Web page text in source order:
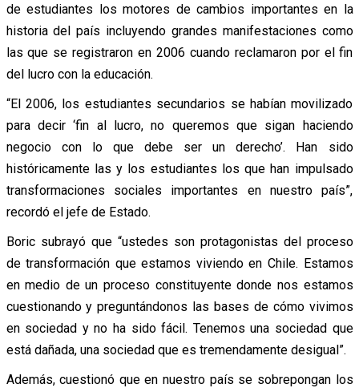
de estudiantes los motores de cambios importantes en la
historia del país incluyendo grandes manifestaciones como
las que se registraron en 2006 cuando reclamaron por el fin
del lucro con la educación.
“El 2006, los estudiantes secundarios se habían movilizado
para decir ‘fin al lucro, no queremos que sigan haciendo
negocio con lo que debe ser un derecho’. Han sido
históricamente las y los estudiantes los que han impulsado
transformaciones sociales importantes en nuestro país”,
recordó el jefe de Estado.
Boric subrayó que “ustedes son protagonistas del proceso
de transformación que estamos viviendo en Chile. Estamos
en medio de un proceso constituyente donde nos estamos
cuestionando y preguntándonos las bases de cómo vivimos
en sociedad y no ha sido fácil. Tenemos una sociedad que
está dañada, una sociedad que es tremendamente desigual”.
Además, cuestionó que en nuestro país se sobrepongan los